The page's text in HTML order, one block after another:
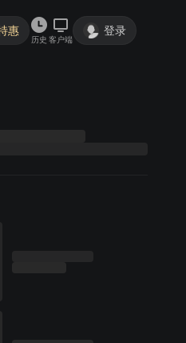
惠
历史 客户端
登录